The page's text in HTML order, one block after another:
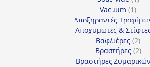
Vacuum 11
Αποξηραντές
Αποχυμωτές &
Βαφλιέρες 22
Βραστήρες 22
Βραστήρες Ζυμαρικών